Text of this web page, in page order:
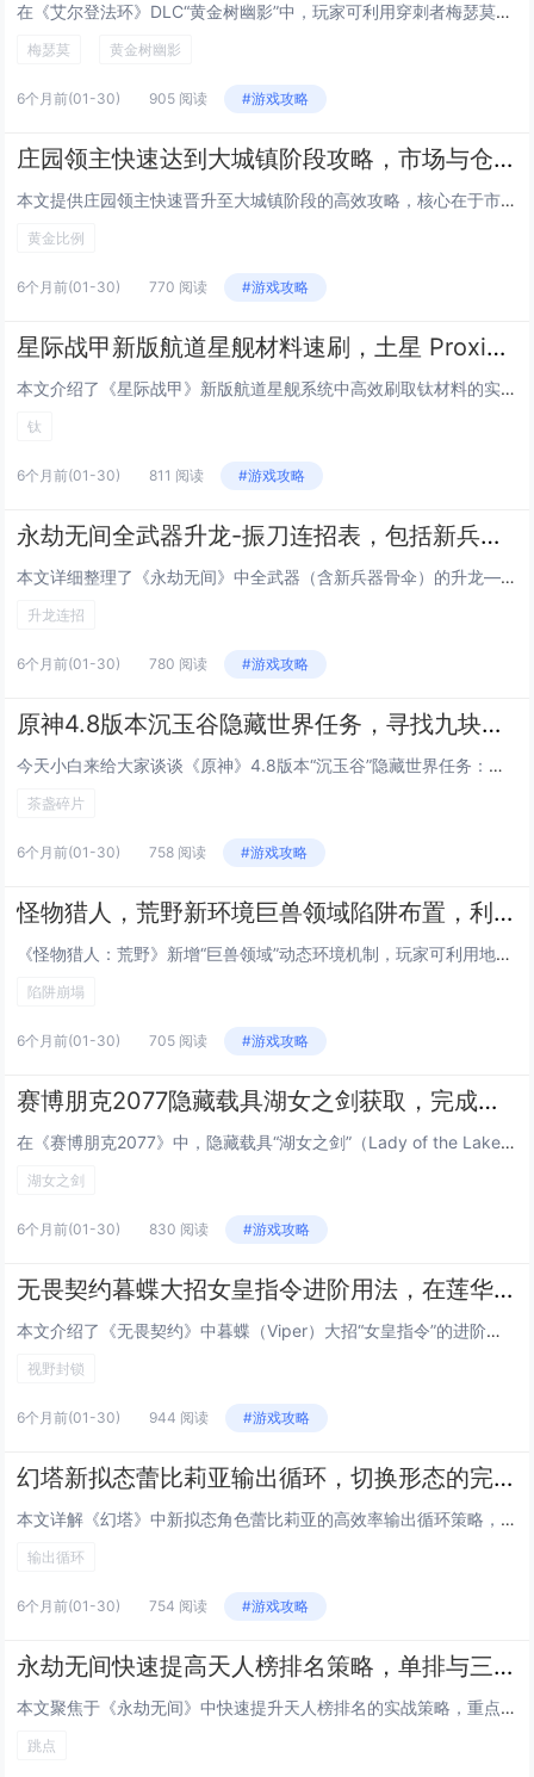
在《艾尔登法环》DLC“黄金树幽影”中，玩家可利用穿刺者梅瑟莫战前的机制漏洞实现“逃课”打法：当梅瑟莫尚未正式进入战斗阶段（即未触发剧情对话或攻击）时，迅速绕至其后方毒池区域并保持距离，借助场景中持续生效的毒沼造成稳定DOT伤害，同时配合高...
梅瑟莫 黄金树幽影
6个月前(01-30) 905 阅读 #游戏攻略
庄园领主快速达到大城镇阶段攻略，市场与仓库的黄金比例布局规划图
本文提供庄园领主快速晋升至大城镇阶段的高效攻略，核心在于市场与仓库的协同布局，建议采用“1:2黄金比例”——即每1座市场搭配2座中型仓库，形成辐射式物流网络，兼顾资源吞吐与交易效率，布局上，市场居中、仓库呈对称翼状分布，并通过主干道直连，减...
黄金比例
6个月前(01-30) 770 阅读 #游戏攻略
星际战甲新版航道星舰材料速刷，土星 Proxima 地区无限刷钛的坐标点
本文介绍了《星际战甲》新版航道星舰系统中高效刷取钛材料的实用技巧，重点聚焦于土星Proxima区域，该地区存在一个稳定、可重复利用的坐标点，玩家通过特定任务或入侵节点进入后，可实现钛资源的无限循环刷取，显著提升星舰建造与升级所需材料的获取效...
钛
6个月前(01-30) 811 阅读 #游戏攻略
永劫无间全武器升龙-振刀连招表，包括新兵器骨伞在内的帧数分析
本文详细整理了《永劫无间》中全武器（含新兵器骨伞）的升龙—振刀连招体系，并基于精确帧数分析，揭示各连招的关键窗口期与衔接逻辑，内容涵盖太刀、长剑、双刀、匕首、长枪、阔刀、弓箭及骨伞等八种武器在升龙命中后接振刀的可行性、成功帧数要求（如升龙落...
升龙连招
6个月前(01-30) 780 阅读 #游戏攻略
原神4.8版本沉玉谷隐藏世界任务，寻找九块茶盏碎片的完整线索链
今天小白来给大家谈谈《原神》4.8版本“沉玉谷”隐藏世界任务：寻找九块“茶盏碎片”的完整线索链。，以及对应的知识点，希望对大家有所帮助，不要忘了收藏本站呢今天给各位分享《原神》4.8版本“沉玉谷”隐藏世界任务：寻找九块“茶盏碎片”的完整线索...
茶盏碎片
6个月前(01-30) 758 阅读 #游戏攻略
怪物猎人，荒野新环境巨兽领域陷阱布置，利用崩塌地形秒杀大型怪物的触发点
《怪物猎人：荒野》新增“巨兽领域”动态环境机制，玩家可利用地形陷阱实现高爆发击杀，在特定区域，通过攻击脆弱岩壁、引诱怪物踩踏承重结构或使用音爆弹等道具，可触发大规模崩塌——如悬崖坍塌、巨石滚落或地裂陷落，对大型怪物造成巨额伤害甚至一击秒杀，...
陷阱崩塌
6个月前(01-30) 705 阅读 #游戏攻略
赛博朋克2077隐藏载具湖女之剑获取，完成所有超梦体验支线后的刷新位置
在《赛博朋克2077》中，隐藏载具“湖女之剑”（Lady of the Lake）需完成全部六段“超梦体验”支线任务后才会刷新，该载具为一辆极具辨识度的银灰色悬浮摩托，外观酷似《巫师3》中的同名武器，带有蓝色光效与神秘纹饰，刷新位置固定于沃...
湖女之剑
6个月前(01-30) 830 阅读 #游戏攻略
无畏契约暮蝶大招女皇指令进阶用法，在莲华古城控制中路的视野封锁战术
本文介绍了《无畏契约》中暮蝶（Viper）大招“女皇指令”的进阶战术应用，聚焦于莲华古城地图中路区域的视野封锁与控制，通过精准预判敌方动线，在中路关键通道（如中门、B斜坡入口）提前部署女皇指令，配合烟雾持续覆盖，可有效阻断对手推进、逼迫其绕...
视野封锁
6个月前(01-30) 944 阅读 #游戏攻略
幻塔新拟态蕾比莉亚输出循环，切换形态的完美时机与武器充能优先级
本文详解《幻塔》中新拟态角色蕾比莉亚的高效率输出循环策略，重点解析其双形态（冰霜/雷电）切换的黄金时机：建议在冰霜形态下优先叠满「霜蚀」层数后，于技能真空期或敌人硬直时无缝切至雷电形态爆发；强调武器充能优先级为——雷电形态下优先充能「雷鸣之...
输出循环
6个月前(01-30) 754 阅读 #游戏攻略
永劫无间快速提高天人榜排名策略，单排与三排的跳点选择与运营时间轴
本文聚焦于《永劫无间》中快速提升天人榜排名的实战策略，重点解析单排与三排两种模式下的跳点选择逻辑与精细化运营时间轴，单排强调高风险高回报跳点（如天罗地网、白露台）以抢夺早期资源与先手优势；三排则侧重团队协同跳点（如青云观、幽冥谷），兼顾发育...
跳点